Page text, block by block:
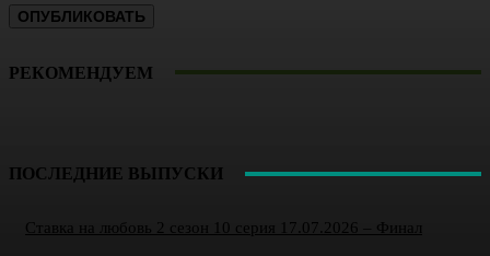
РЕКОМЕНДУЕМ
ПОСЛЕДНИЕ ВЫПУСКИ
Ставка на любовь 2 сезон 10 серия 17.07.2026 – Финал